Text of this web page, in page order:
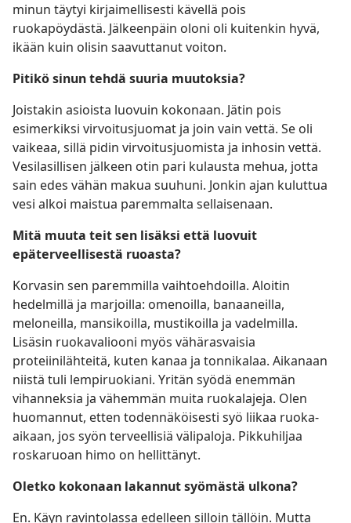
minun täytyi kirjaimellisesti kävellä pois
ruokapöydästä. Jälkeenpäin oloni oli kuitenkin hyvä,
ikään kuin olisin saavuttanut voiton.
Pitikö sinun tehdä suuria muutoksia?
Joistakin asioista luovuin kokonaan. Jätin pois
esimerkiksi virvoitusjuomat ja join vain vettä. Se oli
vaikeaa, sillä pidin virvoitusjuomista ja inhosin vettä.
Vesilasillisen jälkeen otin pari kulausta mehua, jotta
sain edes vähän makua suuhuni. Jonkin ajan kuluttua
vesi alkoi maistua paremmalta sellaisenaan.
Mitä muuta teit sen lisäksi että luovuit
epäterveellisestä ruoasta?
Korvasin sen paremmilla vaihtoehdoilla. Aloitin
hedelmillä ja marjoilla: omenoilla, banaaneilla,
meloneilla, mansikoilla, mustikoilla ja vadelmilla.
Lisäsin ruokavaliooni myös vähärasvaisia
proteiinilähteitä, kuten kanaa ja tonnikalaa. Aikanaan
niistä tuli lempiruokiani. Yritän syödä enemmän
vihanneksia ja vähemmän muita ruokalajeja. Olen
huomannut, etten todennäköisesti syö liikaa ruoka-
aikaan, jos syön terveellisiä välipaloja. Pikkuhiljaa
roskaruoan himo on hellittänyt.
Oletko kokonaan lakannut syömästä ulkona?
En. Käyn ravintolassa edelleen silloin tällöin. Mutta